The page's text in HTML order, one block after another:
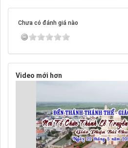
Chưa có đánh giá nào
Video mới hơn